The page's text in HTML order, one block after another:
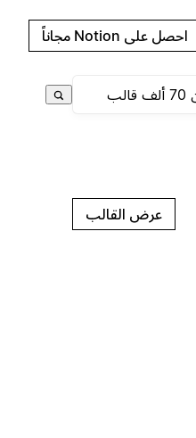
احصل على Notion مجاناً
عرض القالب